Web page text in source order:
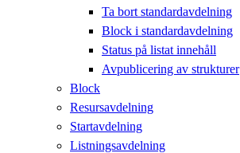
Ta bort standardavdelning
Block i standardavdelning
Status på listat innehåll
Avpublicering av strukturer
Block
Resursavdelning
Startavdelning
Listningsavdelning